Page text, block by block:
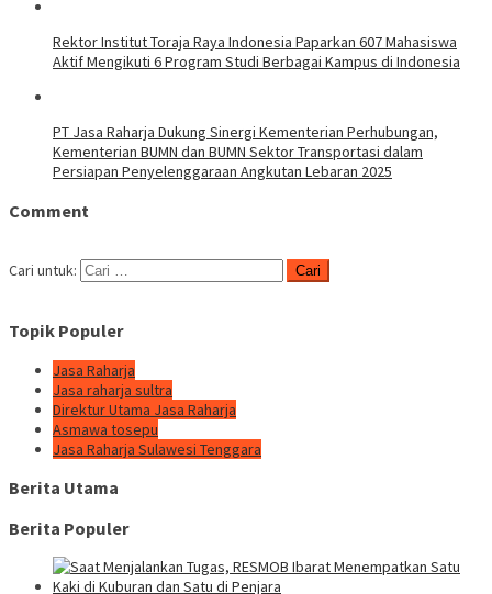
Rektor Institut Toraja Raya Indonesia Paparkan 607 Mahasiswa
Aktif Mengikuti 6 Program Studi Berbagai Kampus di Indonesia
PT Jasa Raharja Dukung Sinergi Kementerian Perhubungan,
Kementerian BUMN dan BUMN Sektor Transportasi dalam
Persiapan Penyelenggaraan Angkutan Lebaran 2025
Comment
Cari untuk:
Topik Populer
Jasa Raharja
Jasa raharja sultra
Direktur Utama Jasa Raharja
Asmawa tosepu
Jasa Raharja Sulawesi Tenggara
Berita Utama
Berita Populer